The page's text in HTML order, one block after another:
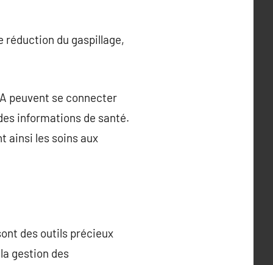
réduction du gaspillage,
peuvent se connecter
informations de santé.
ainsi les soins aux
des outils précieux
gestion des